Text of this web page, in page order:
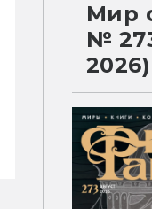
Мир
№
2026)